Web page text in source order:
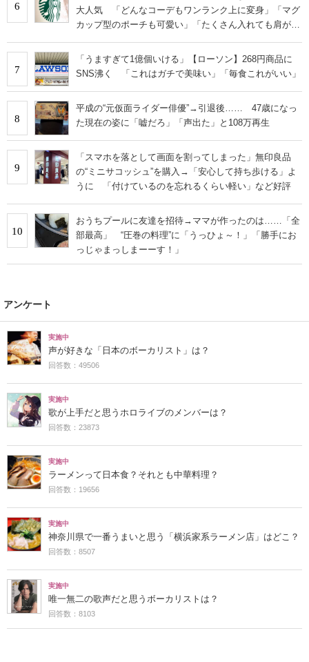
6
大人気 「どんなコーデもワンランク上に変身」「マグ
カップ型のポーチも可愛い」「たくさん入れても肩が痛
7
「うますぎて1億個いける」【ローソン】268円商品に
SNS沸く 「これはガチで美味い」「毎食これがいい」
8
平成の“元仮面ライダー俳優”→引退後…… 47歳になっ
た現在の姿に「嘘だろ」「声出た」と108万再生
9
「スマホを落として画面を割ってしまった」無印良品
の“ミニサコッシュ”を購入→「安心して持ち歩ける」よ
うに 「付けているのを忘れるくらい軽い」など好評
10
おうちプールに友達を招待→ママが作ったのは……「全
部最高」 “圧巻の料理”に「うっひょ～！」「勝手にお
っじゃまっしまーーす！」
アンケート
実施中
声が好きな「日本のボーカリスト」は？
回答数：49506
実施中
歌が上手だと思うホロライブのメンバーは？
回答数：23873
実施中
ラーメンって日本食？それとも中華料理？
回答数：19656
実施中
神奈川県で一番うまいと思う「横浜家系ラーメン店」はどこ？
回答数：8507
実施中
唯一無二の歌声だと思うボーカリストは？
回答数：8103